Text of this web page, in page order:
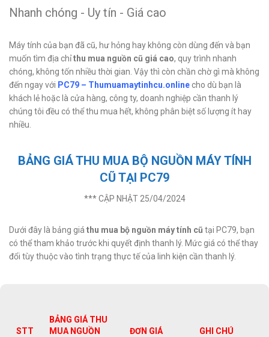
Nhanh chóng - Uy tín - Giá cao
Máy tính của bạn đã cũ, hư hỏng hay không còn dùng đến và bạn
muốn tìm địa chỉthu mua nguồn cũ giá cao, quy trình nhanh
chóng, không tốn nhiều thời gian. Vậy thì còn chần chờ gì mà không
đến ngay với PC79 – Thumuamaytinhcu.onlinecho dù bạn là
khách lẻ hoặc là cửa hàng, công ty, doanh nghiệp cần thanh lý
chúng tôi đều có thể thu mua hết, không phân biệt số lượng ít hay
nhiều.
BẢNG GIÁ THU MUA BỘ NGUỒN MÁY TÍNH
CŨ TẠI PC79
*** CẬP NHẬT 25/04/2024
Dưới đây là bảng giá thu mua bộ nguồn máy tính cũ tại PC79, bạn
có thể tham khảo trước khi quyết định thanh lý. Mức giá có thể thay
đổi tùy thuộc vào tình trạng thực tế của linh kiện cần thanh lý.
STT
BẢNG GIÁ THU
MUA NGUỒN
ĐƠN GIÁ GHI CHÚ